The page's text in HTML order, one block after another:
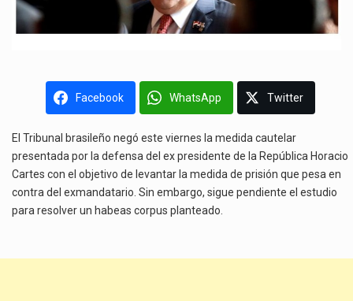
Facebook WhatsApp Twitter
El Tribunal brasileño negó este viernes la medida cautelar
presentada por la defensa del ex presidente de la República Horacio
Cartes con el objetivo de levantar la medida de prisión que pesa en
contra del exmandatario. Sin embargo, sigue pendiente el estudio
para resolver un habeas corpus planteado.